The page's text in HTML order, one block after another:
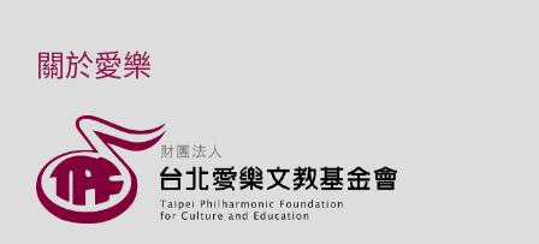
關於愛樂